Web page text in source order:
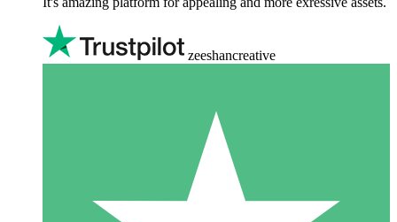
zeeshancreative